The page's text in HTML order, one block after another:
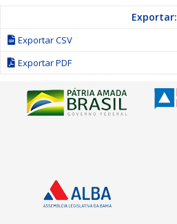
Exportar:
Exportar CSV
Exportar PDF